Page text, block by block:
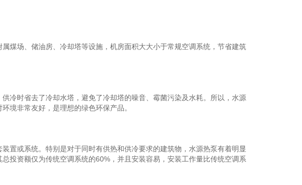
场、储油房、冷却塔等设施，机房面积大大小于常规空调系统，节省建筑
时省去了冷却水塔，避免了冷却塔的噪音、霉菌污染及水耗。所以，水源
境非常友好，是理想的绿色环保产品。
或系统。特别是对于同时有供热和供冷要求的建筑物，水源热泵有着明显
投资额仅为传统空调系统的60%，并且安装容易，安装工作量比传统空调系